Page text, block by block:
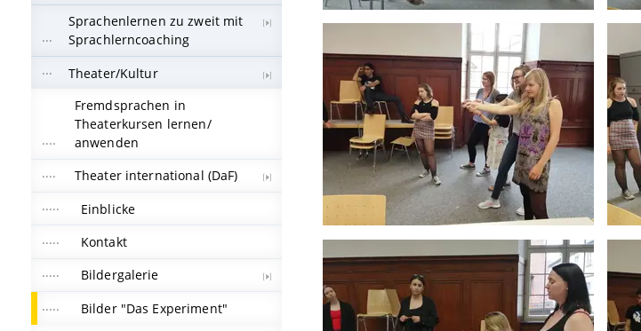
Sprachenlernen zu zweit mit
Sprachlerncoaching
Theater/Kultur
Fremdsprachen in
Theaterkursen lernen/
anwenden
Theater international (DaF)
Einblicke
Kontakt
Bildergalerie
Bilder "Das Experiment"